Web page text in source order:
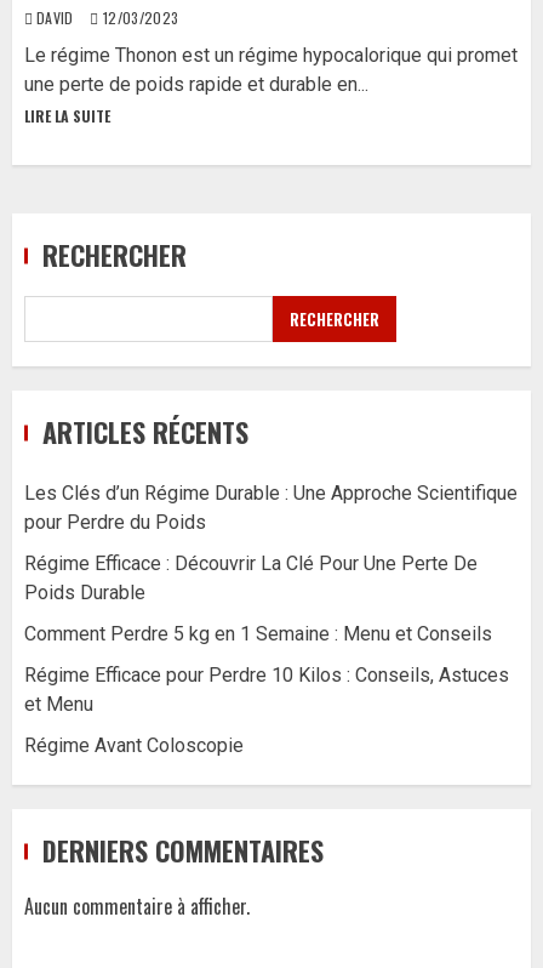
DAVID 12/03/2023
Le régime Thonon est un régime hypocalorique qui promet
une perte de poids rapide et durable en...
LIRE LA SUITE
RECHERCHER
RECHERCHER
ARTICLES RÉCENTS
Les Clés d’un Régime Durable : Une Approche Scientifique
pour Perdre du Poids
Régime Efficace : Découvrir La Clé Pour Une Perte De
Poids Durable
Comment Perdre 5 kg en 1 Semaine : Menu et Conseils
Régime Efficace pour Perdre 10 Kilos : Conseils, Astuces
et Menu
Régime Avant Coloscopie
DERNIERS COMMENTAIRES
Aucun commentaire à afficher.